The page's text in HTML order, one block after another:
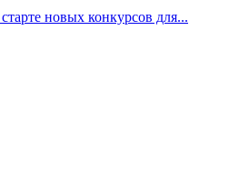
новых конкурсов для...